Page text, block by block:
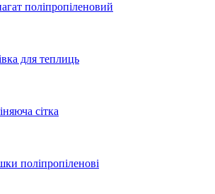
поліпропіленовий
для теплиць
сітка
поліпропіленові